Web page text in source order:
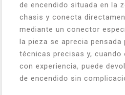
de encendido situada en la
chasis y conecta
mediante un conector
la pieza se aprecia pensada
técnicas precisas y, cuando
con experiencia, puede
de encendido sin